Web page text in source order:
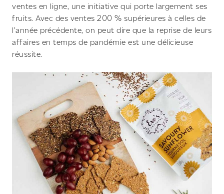
ventes en ligne, une initiative qui porte largement ses
fruits. Avec des ventes 200 % supérieures à celles de
l’année précédente, on peut dire que la reprise de leurs
affaires en temps de pandémie est une délicieuse
réussite.